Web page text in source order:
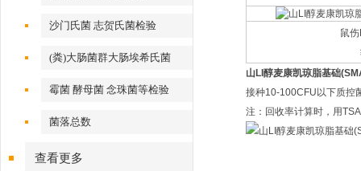
沙门氏菌 志贺氏菌检验
(粪)大肠菌群大肠埃希氏菌
霉菌 酵母菌 念珠菌等检验
菌落总数
查看更多
鼠
山 LI 醇麦康凯琼脂基础
接种10-100CFU以下质
注：回收率计算时，用